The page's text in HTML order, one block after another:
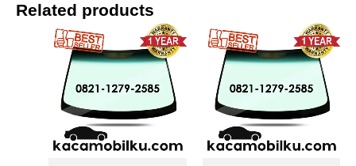
Related products